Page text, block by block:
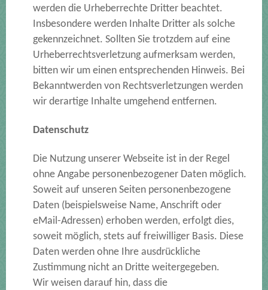
werden die Urheberrechte Dritter beachtet.
Insbesondere werden Inhalte Dritter als solche
gekennzeichnet. Sollten Sie trotzdem auf eine
Urheberrechtsverletzung aufmerksam werden,
bitten wir um einen entsprechenden Hinweis. Bei
Bekanntwerden von Rechtsverletzungen werden
wir derartige Inhalte umgehend entfernen.
Datenschutz
Die Nutzung unserer Webseite ist in der Regel
ohne Angabe personenbezogener Daten möglich.
Soweit auf unseren Seiten personenbezogene
Daten (beispielsweise Name, Anschrift oder
eMail-Adressen) erhoben werden, erfolgt dies,
soweit möglich, stets auf freiwilliger Basis. Diese
Daten werden ohne Ihre ausdrückliche
Zustimmung nicht an Dritte weitergegeben.
Wir weisen darauf hin, dass die